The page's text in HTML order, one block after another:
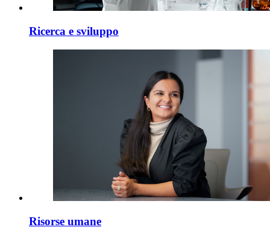
Ricerca e sviluppo
Risorse umane